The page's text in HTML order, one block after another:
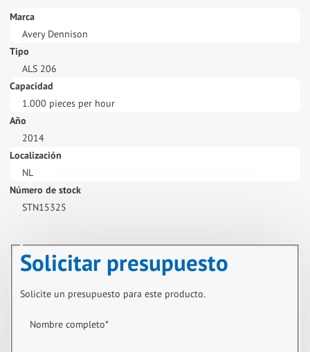
Marca
Avery Dennison
Tipo
ALS 206
Capacidad
1.000 pieces per hour
Año
2014
Localización
NL
Número de stock
STN15325
Solicitar presupuesto
Solicite un presupuesto para este producto.
Nombre completo*